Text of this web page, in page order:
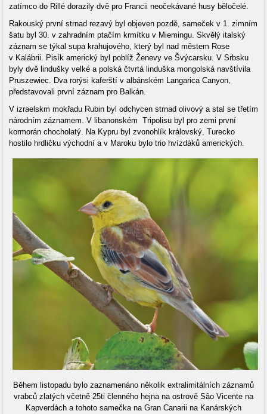
zatímco do Rillé dorazily dvě pro Francii neočekávané husy běločelé.
Rakouský první strnad rezavý byl objeven pozdě, sameček v 1. zimním
šatu byl 30. v zahradním ptačím krmítku v Miemingu. Skvělý italský
záznam se týkal supa krahujového, který byl nad městem Rose
v Kalábrii. Pisík americký byl poblíž Ženevy ve Švýcarsku. V Srbsku
byly dvě lindušky velké a polská čtvrtá linduška mongolská navštívila
Pruszewiec. Dva rorýsi kaferští v albánském Langarica Canyon,
představovali první záznam pro Balkán.
V izraelskm mokřadu Rubin byl odchycen strnad olivový a stal se třetím
národním záznamem. V libanonském Tripolisu byl pro zemi první
kormorán chocholatý. Na Kypru byl zvonohlík královský, Turecko
hostilo hrdličku východní a v Maroku bylo trio hvízdáků amerických.
Během listopadu bylo zaznamenáno několik extralimitálních záznamů
vrabců zlatých včetně 25ti členného hejna na ostrově São Vicente na
Kapverdách a tohoto samečka na Gran Canarii na Kanárských